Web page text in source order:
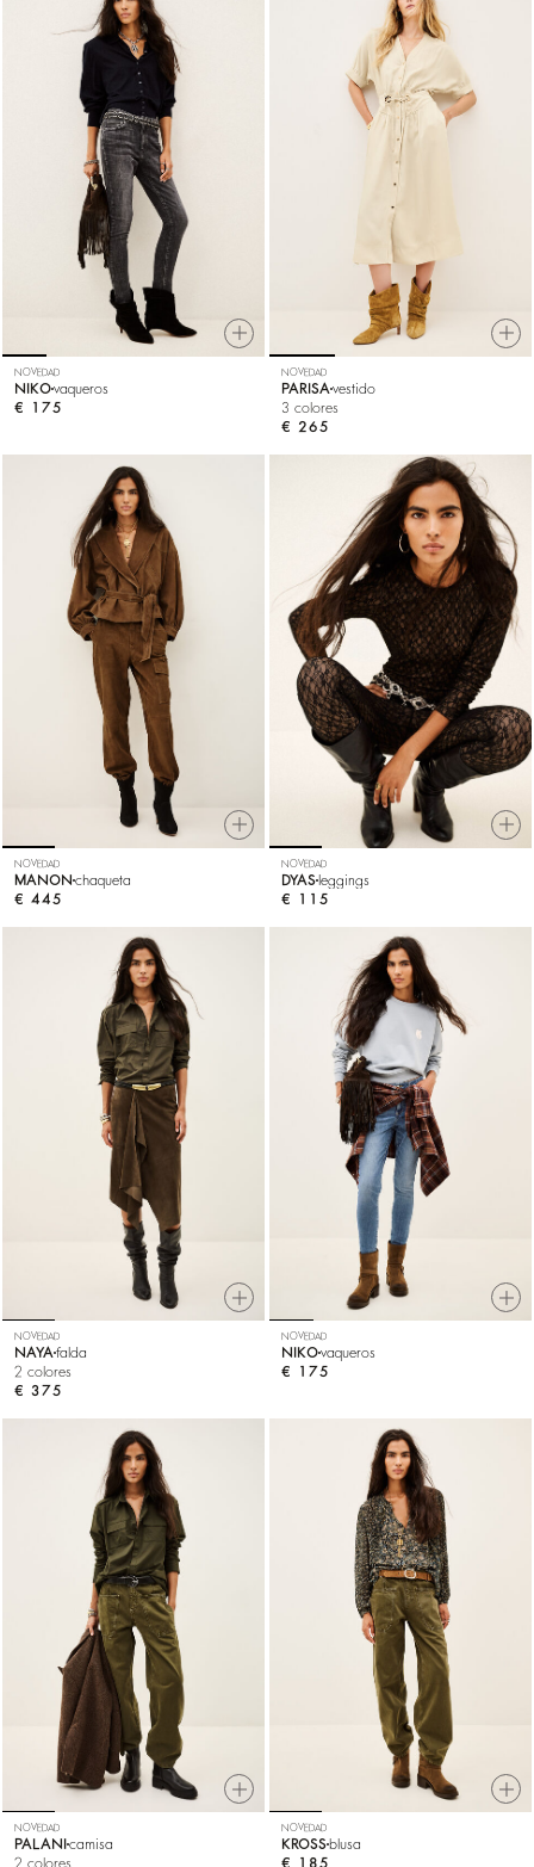
NOVEDAD
NIKOvaqueros
€ 175
NOVEDAD
PARISA vestido
3 colores
€ 265
NOVEDAD
MANON chaqueta
€ 445
NOVEDAD
DYAS leggings
€ 115
NOVEDAD
NAYA falda
2 colores
€ 375
NOVEDAD
NIKOvaqueros
€ 175
NOVEDAD
PALANI camisa
2 colores
NOVEDAD
KROSS blusa
€ 185